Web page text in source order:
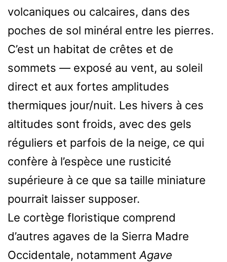
volcaniques ou calcaires, dans des
poches de sol minéral entre les pierres.
C’est un habitat de crêtes et de
sommets — exposé au vent, au soleil
direct et aux fortes amplitudes
thermiques jour/nuit. Les hivers à ces
altitudes sont froids, avec des gels
réguliers et parfois de la neige, ce qui
confère à l’espèce une rusticité
supérieure à ce que sa taille miniature
pourrait laisser supposer.
Le cortège floristique comprend
d’autres agaves de la Sierra Madre
Occidentale, notamment Agave